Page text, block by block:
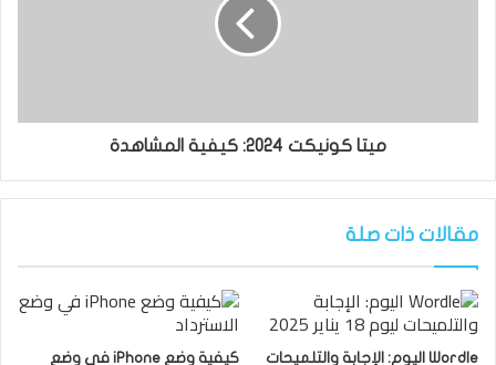
ميتا كونيكت 2024: كيفية المشاهدة
مقالات ذات صلة
Wordle اليوم: الإجابة والتلميحات
كيفية وضع iPhone في وضع